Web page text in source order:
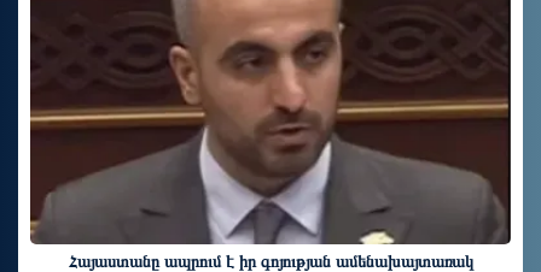
Հայաստանը ապրում է իր գոյության ամենախայտառակ